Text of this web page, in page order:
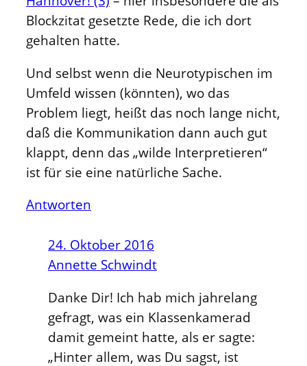
Blockzitat gesetzte Rede, die ich dort
gehalten hatte.
Und selbst wenn die Neurotypischen im
Umfeld wissen (könnten), wo das
Problem liegt, heißt das noch lange nicht,
daß die Kommunikation dann auch gut
klappt, denn das „wilde Interpretieren“
ist für sie eine natürliche Sache.
Antworten
24. Oktober 2016
Annette Schwindt
Danke Dir! Ich hab mich jahrelang
gefragt, was ein Klassenkamerad
damit gemeint hatte, als er sagte:
„Hinter allem, was Du sagst, ist